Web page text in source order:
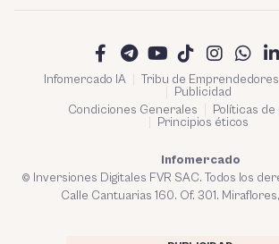
Infomercado IA Tribu de Emprendedores
Publicidad
Condiciones Generales
Políticas
Principios éticos
Infomercado
© Inversiones Digitales FVR SAC. Todos los
Calle Cantuarias 160. Of. 301.